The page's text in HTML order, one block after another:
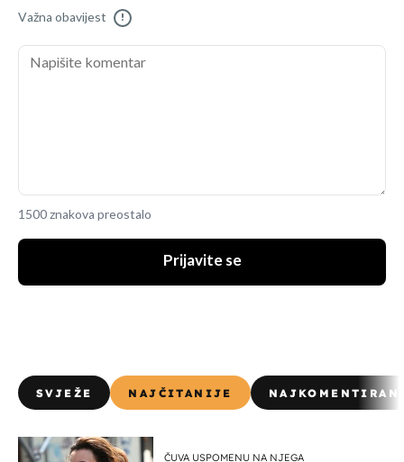
Važna obavijest !
1500 znakova preostalo
Prijavite se
SVJEŽE NAJČITANIJE
ČUVA USPOMENU NA NJEGA